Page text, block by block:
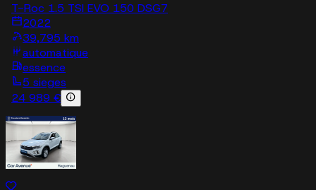
T-Roc 1.5 TSI EVO 150 DSG7
2022
39,795 km
automatique
essence
5 sieges
24 989 €